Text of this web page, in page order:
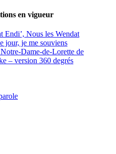
en vigueur
Endi’, Nous les Wendat
jour, je me souviens
Dame-de-Lorette de
– version 360 degrés